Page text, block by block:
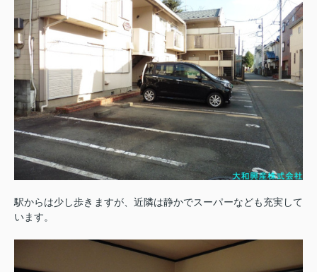
駅からは少し歩きますが、近隣は静かでスーパーなども充実して
います。